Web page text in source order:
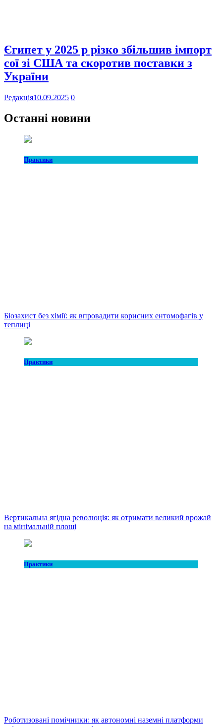
Єгипет у 2025 р різко збільшив імпорт
сої зі США та скоротив поставки з
України
Редакція10.09.2025 0
Останні новини
Практики
Біозахист без хімії: як впровадити корисних ентомофагів у
теплиці
Практики
Вертикальна ягідна революція: як отримати великий врожай
на мінімальній площі
Практики
Роботизовані помічники: як автономні наземні платформи